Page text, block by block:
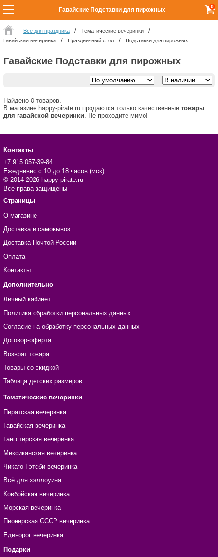
Всё для праздника
Тематические вечеринки
Гавайская вечеринка
Праздничный стол Подставки для пирожных
Гавайские Подставки для пирожных
Найдено 0 товаров.
В магазине happy-pirate.ru продаются только качественные товары
для гавайской вечеринки. Не проходите мимо!
Контакты
+7 915 057-39-84
Ежедневно с 10 до 18 часов (мск)
© 2014-2026 happy-pirate.ru
Все права защищены
Страницы
О магазине
Доставка и самовывоз
Доставка Почтой России
Оплата
Контакты
Дополнительно
Личный кабинет
Политика обработки персональных данных
Согласие на обработку персональных данных
Договор-оферта
Возврат товара
Товары со скидкой
Таблица детских размеров
Тематические вечеринки
Пиратская вечеринка
Гавайская вечеринка
Гангстерская вечеринка
Мексиканская вечеринка
Чикаго Гэтсби вечеринка
Всё для хэллоуина
Ковбойская вечеринка
Морская вечеринка
Пионерская СССР вечеринка
Единорог вечеринка
Подарки
Гавайские Подставки для пирожных 0